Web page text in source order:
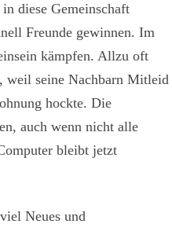
diese Gemeinschaft
Freunde gewinnen. Im
kämpfen. Allzu oft
weil seine Nachbarn Mitleid
hockte. Die
auch wenn nicht alle
bleibt jetzt
Neues und